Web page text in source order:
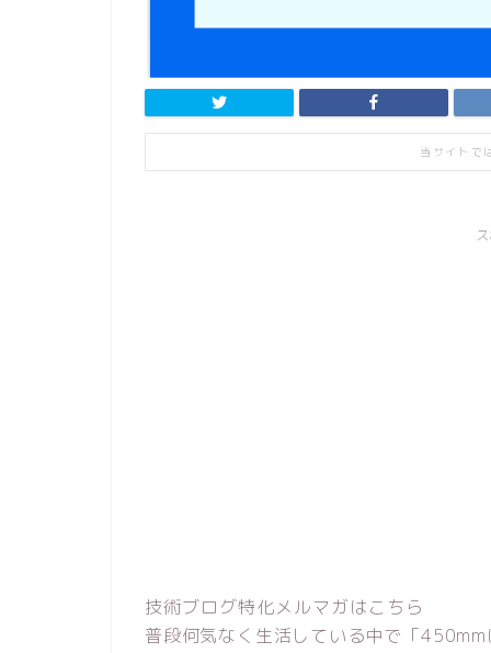
当サイトで
技術ブログ特化メルマガはこちら
普段何気なく生活している中で「